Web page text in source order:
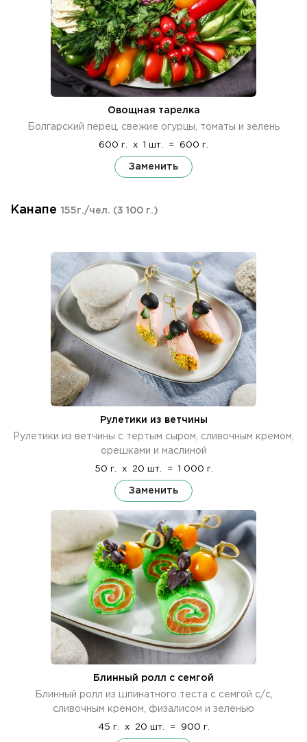
Овощная тарелка
Болгарский перец, свежие огурцы, томаты и зелень
600 г. x 1 шт. = 600 г.
Заменить
Канапе 155г./чел. (3 100 г.)
Рулетики из ветчины
Рулетики из ветчины с тертым сыром, сливочным кремом,
орешками и маслиной
50 г. x 20 шт. = 1 000 г.
Заменить
Блинный ролл с семгой
Блинный ролл из шпинатного теста с семгой с/с,
сливочным кремом, физалисом и зеленью
45 г. x 20 шт. = 900 г.